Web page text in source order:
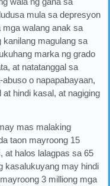
mula sa depresyon
walang anak sa
kanilang magulang sa
marka ng grado
at natatanggal sa
o napapabayaan,
hindi kasal, at nagiging
mas malaking
taon mayroong 15
at halos lalagpas sa 65
kasalukuyang may hindi
3 milliong mga